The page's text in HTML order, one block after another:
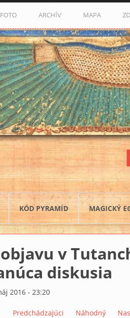
FOTO ARCHÍV MAPA
KÓD PYRAMÍD MAGICKÝ
v
diskusia
2016 - 23:20
Predchádzajúci Náhodný